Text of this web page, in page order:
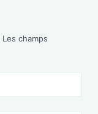
Les champs